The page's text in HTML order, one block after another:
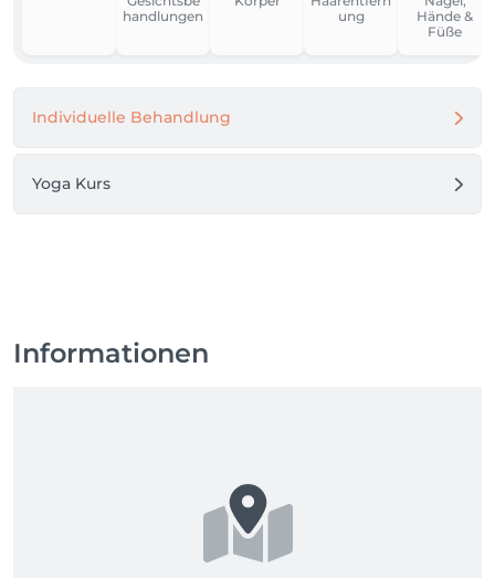
handlungen
ung
Hände &
Füße
Individuelle Behandlung
Yoga Kurs
Informationen